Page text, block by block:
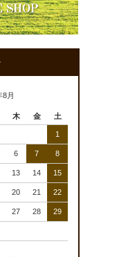
8月
木 金 土
1
6 7 8
13 14 15
20 21 22
27 28 29